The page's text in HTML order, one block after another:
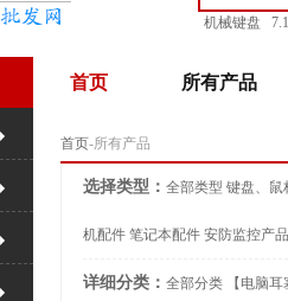
机械键盘
首页 所有产品
首页-所有产品
选择类型： 全部类型 键盘、鼠
机配件 笔记本配件 安防监控产品
详细分类： 全部分类 【电脑